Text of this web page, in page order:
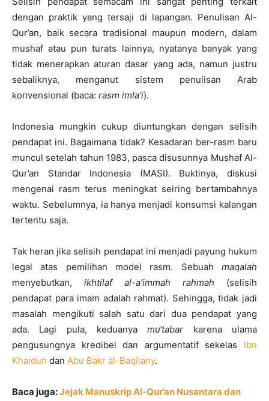
dengan praktik yang tersaji di lapangan. Penulisan Al-
Qur’an, baik secara tradisional maupun modern, dalam
mushaf atau pun turats lainnya, nyatanya banyak yang
tidak menerapkan aturan dasar yang ada, namun justru
sebaliknya, menganut sistem penulisan Arab
konvensional (baca: rasm imla’i).
Indonesia mungkin cukup diuntungkan dengan selisih
pendapat ini. Bagaimana tidak? Kesadaran ber-rasm baru
muncul setelah tahun 1983, pasca disusunnya Mushaf Al-
Qur’an Standar Indonesia (MASI). Buktinya, diskusi
mengenai rasm terus meningkat seiring bertambahnya
waktu. Sebelumnya, ia hanya menjadi konsumsi kalangan
tertentu saja.
Tak heran jika selisih pendapat ini menjadi payung hukum
legal atas pemilihan model rasm. Sebuah maqalah
menyebutkan, ikhtilaf al-a’immah rahmah (selisih
pendapat para imam adalah rahmat). Sehingga, tidak jadi
masalah mengikuti salah satu dari dua pendapat yang
ada. Lagi pula, keduanyamu‘tabar karena ulama
pengusungnya kredibel dan argumentatif sekelas Ibn
Khaldun dan Abu Bakr al-Baqilany.
Baca juga:Jejak Manuskrip Al-Qur’an Nusantara dan